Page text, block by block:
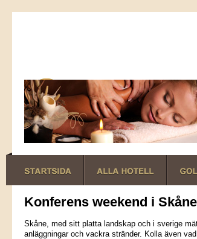
Konferens weekend i Skåne
Skåne, med sitt platta landskap och i sverige
anläggningar och vackra stränder. Kolla även